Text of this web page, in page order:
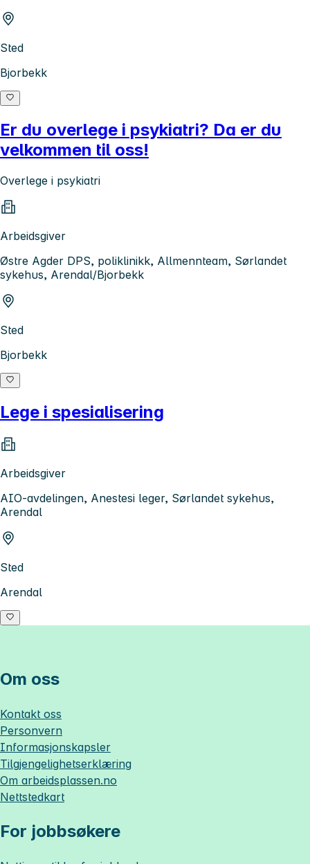
Sted
Bjorbekk
Er du overlege i psykiatri? Da er du
velkommen til oss!
Overlege i psykiatri
Arbeidsgiver
Østre Agder DPS, poliklinikk, Allmennteam, Sørlandet
sykehus, Arendal/Bjorbekk
Sted
Bjorbekk
Lege i spesialisering
Arbeidsgiver
AIO-avdelingen, Anestesi leger, Sørlandet sykehus,
Arendal
Sted
Arendal
Om oss
Kontakt oss
Personvern
Informasjonskapsler
Tilgjengelighetserklæring
Om arbeidsplassen.no
Nettstedkart
For jobbsøkere